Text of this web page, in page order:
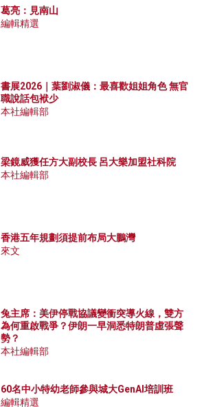
葛亮：見南山
編輯精選
書展2026｜葉劉淑儀：最喜歡姐姐角色 無官
職說話包袱少
本社編輯部
梁鏡威獲任方大副校長 呂大樂加盟社科院
本社編輯部
香港五年規劃須提前布局大鵬灣
來文
兔主席：美伊停戰協議變衝突導火線，雙方
為何重啟戰爭？伊朗一早洞悉特朗普虛張聲
勢？
本社編輯部
60名中小特幼老師參與城大GenAI培訓班
編輯精選